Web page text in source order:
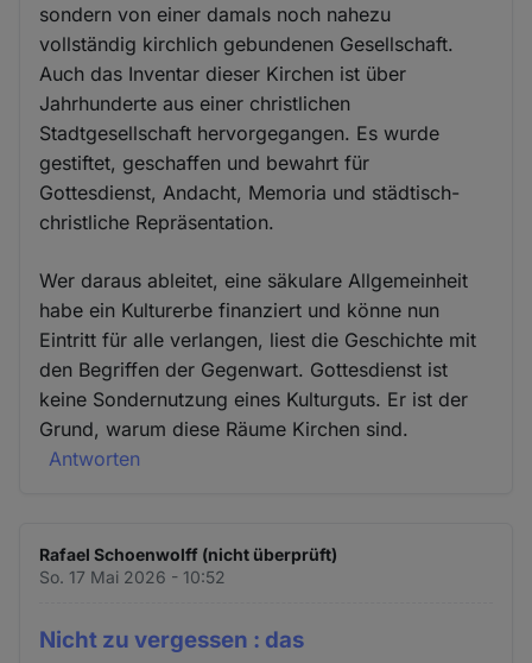
sondern von einer damals noch nahezu
vollständig kirchlich gebundenen Gesellschaft.
Auch das Inventar dieser Kirchen ist über
Jahrhunderte aus einer christlichen
Stadtgesellschaft hervorgegangen. Es wurde
gestiftet, geschaffen und bewahrt für
Gottesdienst, Andacht, Memoria und städtisch-
christliche Repräsentation.
Wer daraus ableitet, eine säkulare Allgemeinheit
habe ein Kulturerbe finanziert und könne nun
Eintritt für alle verlangen, liest die Geschichte mit
den Begriffen der Gegenwart. Gottesdienst ist
keine Sondernutzung eines Kulturguts. Er ist der
Grund, warum diese Räume Kirchen sind.
Antworten
Rafael Schoenwolff (nicht überprüft)
So. 17 Mai 2026 - 10:52
Nicht zu vergessen : das